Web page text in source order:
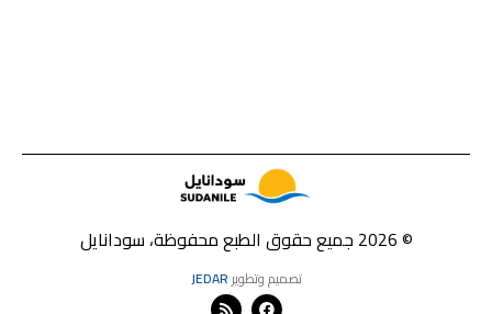
© 2026 جميع حقوق الطبع محفوظة، سودانايل
تصميم وتطويرJEDAR